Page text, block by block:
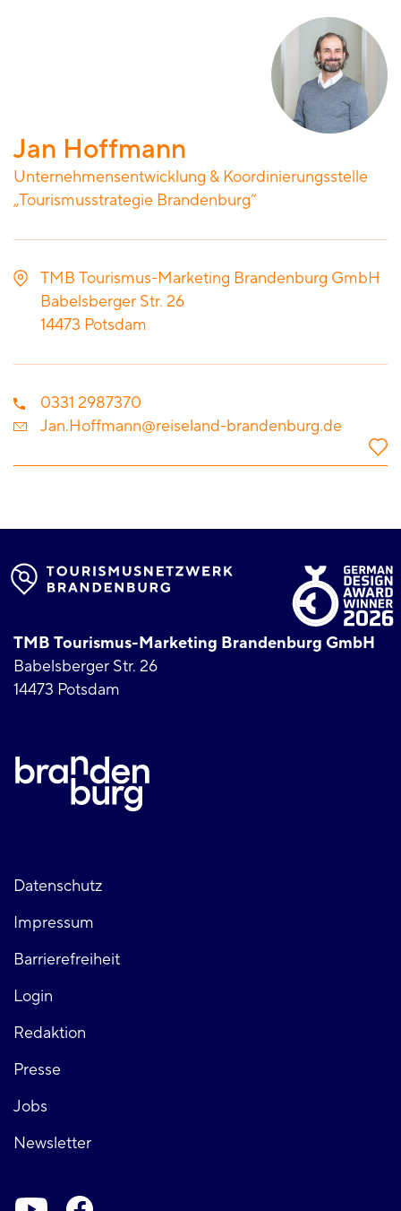
Jan Hoffmann
Unternehmensentwicklung & Koordinierungsstelle
„Tourismusstrategie Brandenburg“
TMB Tourismus-Marketing Brandenburg GmbH
Babelsberger Str. 26
14473 Potsdam
0331 2987370
Jan.Hoffmann@reiseland-brandenburg.de
TMB Tourismus-Marketing Brandenburg GmbH
Babelsberger Str. 26
14473 Potsdam
Fußzeile
links
Datenschutz
Impressum
Barrierefreiheit
Login
Fußzeile
rechts
Redaktion
Presse
Jobs
Newsletter